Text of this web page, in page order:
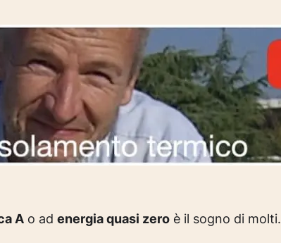
A o ad energia quasi zero è il sogno di molti.